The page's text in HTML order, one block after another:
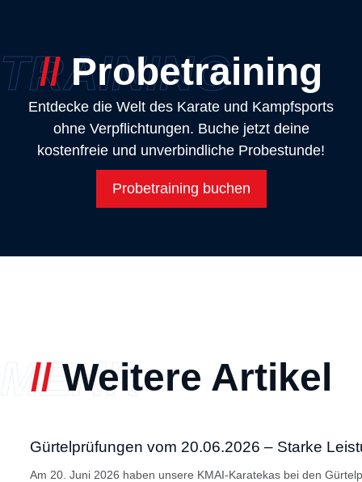
TRAINING
//Probetraining
Entdecke die Welt des Karate und Kampfsports
ohne Verpflichtungen. Buche jetzt deine
kostenfreie und unverbindliche Probestunde!
Probetraining buchen
MEHR
//Weitere Artikel
Gürtelprüfungen vom 20.06.2026 – Starke
Am 20. Juni 2026 haben unsere KMAI-Karatekas bei den